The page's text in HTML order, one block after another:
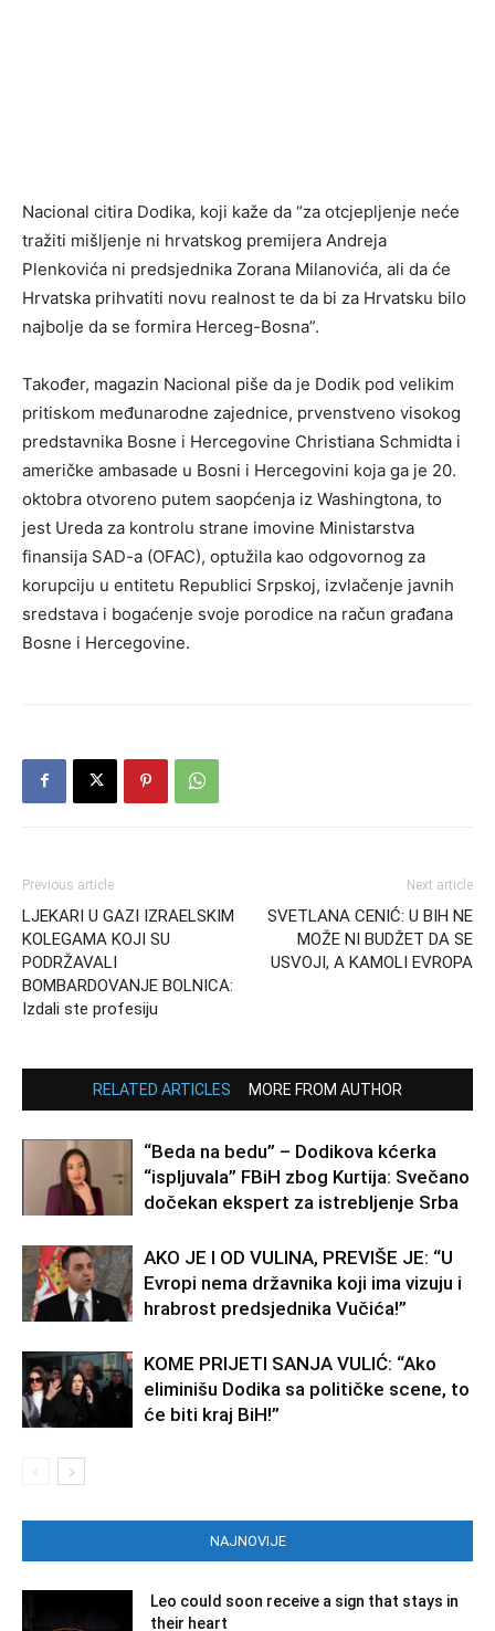
Nacional citira Dodika, koji kaže da “za otcjepljenje neće
tražiti mišljenje ni hrvatskog premijera Andreja
Plenkovića ni predsjednika Zorana Milanovića, ali da će
Hrvatska prihvatiti novu realnost te da bi za Hrvatsku bilo
najbolje da se formira Herceg-Bosna”.
Također, magazin Nacional piše da je Dodik pod velikim
pritiskom međunarodne zajednice, prvenstveno visokog
predstavnika Bosne i Hercegovine Christiana Schmidta i
američke ambasade u Bosni i Hercegovini koja ga je 20.
oktobra otvoreno putem saopćenja iz Washingtona, to
jest Ureda za kontrolu strane imovine Ministarstva
finansija SAD-a (OFAC), optužila kao odgovornog za
korupciju u entitetu Republici Srpskoj, izvlačenje javnih
sredstava i bogaćenje svoje porodice na račun građana
Bosne i Hercegovine.
Previous article
LJEKARI U GAZI IZRAELSKIM
KOLEGAMA KOJI SU
PODRŽAVALI
BOMBARDOVANJE BOLNICA:
Izdali ste profesiju
Next article
SVETLANA CENIĆ: U BIH NE
MOŽE NI BUDŽET DA SE
USVOJI, A KAMOLI EVROPA
RELATED ARTICLES MORE FROM AUTHOR
“Beda na bedu” – Dodikova kćerka
“ispljuvala” FBiH zbog Kurtija: Svečano
dočekan ekspert za istrebljenje Srba
AKO JE I OD VULINA, PREVIŠE JE: “U
Evropi nema državnika koji ima vizuju i
hrabrost predsjednika Vučića!”
KOME PRIJETI SANJA VULIĆ: “Ako
eliminišu Dodika sa političke scene, to
će biti kraj BiH!”
NAJNOVIJE
Leo could soon receive a sign that stays in
their heart